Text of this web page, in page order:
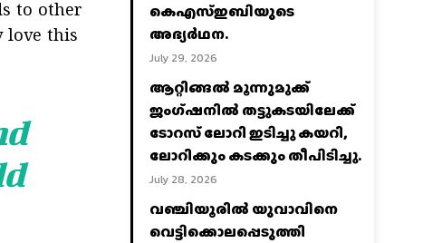
to other
love this
കെഎസ്‌ഇബിയുടെ
അഭ്യര്‍ഥന.
July 29, 2026
ആറ്റിങ്ങൽ മൂന്നുമുക്ക്
ജംഗ്ഷനിൽ തട്ടുകടയിലേക്ക്
ടോറസ് ലോറി ഇടിച്ചു കയറി,
ലോറിക്കും കടക്കും തീപിടിച്ചു.
July 28, 2026
വഞ്ചിയൂരില്‍ യുവാവിനെ
വെട്ടിക്കൊലപ്പെടുത്തി